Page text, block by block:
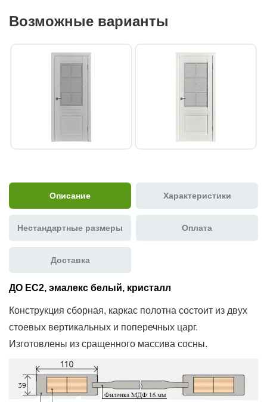
Возможные варианты
Описание Характеристики
Нестандартные размеры Оплата
Доставка
ДО EC2, эмалекс белый, кристалл
Конструкция сборная, каркас полотна состоит из двух
стоевых вертикальных и поперечных царг.
Изготовлены из сращенного массива сосны.